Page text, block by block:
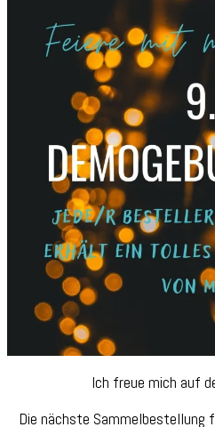
Ich freue mich auf
Die nächste